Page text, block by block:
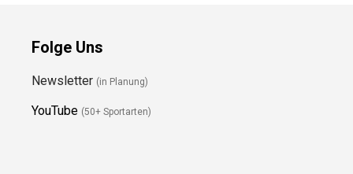
Folge Uns
Newsletter (in Planung)
YouTube (50+ Sportarten)